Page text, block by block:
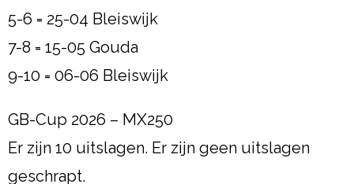
5-6 = 25-04 Bleiswijk
7-8 = 15-05 Gouda
9-10 = 06-06 Bleiswijk
GB-Cup 2026 – MX250
Er zijn 10 uitslagen. Er zijn geen uitslagen
geschrapt.